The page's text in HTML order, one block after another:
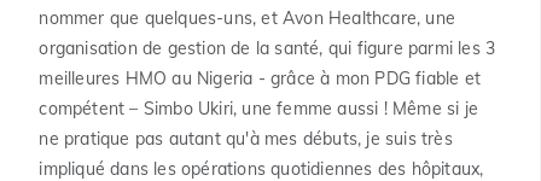
nommer que quelques-uns, et Avon Healthcare, une
organisation de gestion de la santé, qui figure parmi les 3
meilleures HMO au Nigeria - grâce à mon PDG fiable et
compétent – Simbo Ukiri, une femme aussi ! Même si je
ne pratique pas autant qu'à mes débuts, je suis très
impliqué dans les opérations quotidiennes des hôpitaux,